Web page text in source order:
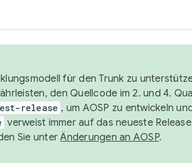
für den Trunk zu
den Quellcode im 2. und 4.
release , um AOSP zu entwickeln
verweist immer auf das neueste
Sie unterÄnderungen an AOSP.